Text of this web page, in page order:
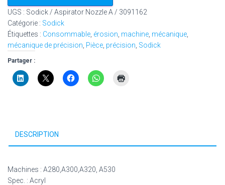
UGS : Sodick / Aspirator Nozzle A / 3091162
Catégorie : Sodick
Étiquettes : Consommable érosion machine mécanique
mécanique de précision Pièce précision Sodick
Partager :
DESCRIPTION
Machines : A280,A300,A320, A530
Spec. : Acryl